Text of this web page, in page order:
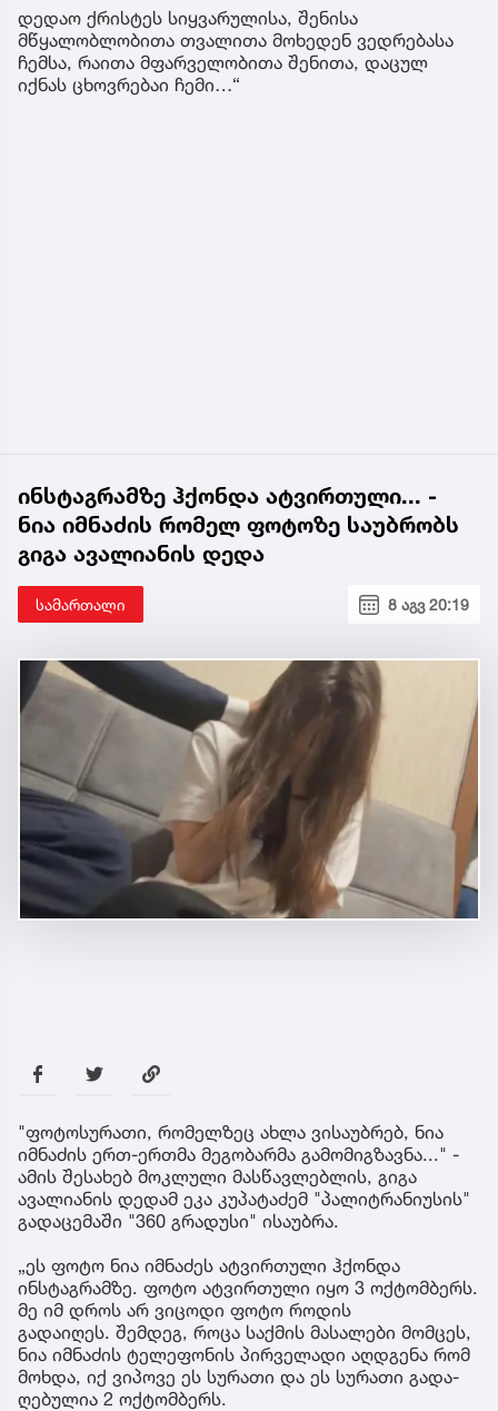
დედაო ქრისტეს სიყვარულისა, შენისა
მწყალობლობითა თვალითა მოხედენ ვედრებასა
ჩემსა, რაითა მფარველობითა შენითა, დაცულ
იქნას ცხოვრებაი ჩემი…“
ინსტაგრამზე ჰქონდა ატვირთული... -
ნია იმნაძის რომელ ფოტოზე საუბრობს
გიგა ავალიანის დედა
სამართალი 8 აგვ 20:19
"ფოტოსურათი, რომელზეც ახლა ვისაუბრებ, ნია
იმნაძის ერთ-ერთმა მეგობარმა გამომიგზავნა..." -
ამის შესახებ მოკლული მასწავლებლის, გიგა
ავალიანის დედამ ეკა კუპატაძემ "პალიტრანიუსის"
გადაცემაში "360 გრადუსი" ისაუბრა.
„ეს ფოტო ნია იმნაძეს ატვირთული ჰქონდა
ინსტაგრამზე. ფოტო ატვირთული იყო 3 ოქტომბერს.
მე იმ დროს არ ვიცოდი ფოტო როდის
გადაიღეს. შემ­დეგ, როცა საქ­მის მა­სა­ლე­ბი მომ­ცეს,
ნია იმ­ნა­ძის ტე­ლე­ფო­ნის პირ­ვე­ლა­დი აღ­დგე­ნა რომ
მოხ­და, იქ ვი­პო­ვე ეს სუ­რა­თი და ეს სუ­რა­თი გა­და­
ღე­ბუ­ლია 2 ოქ­ტომ­ბერს.